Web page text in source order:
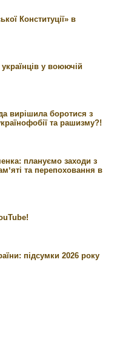
Конституції» в
у воюючій
вирішила боротися з
та рашизму?!
плануємо заходи з
та перепоховання в
підсумки 2026 року